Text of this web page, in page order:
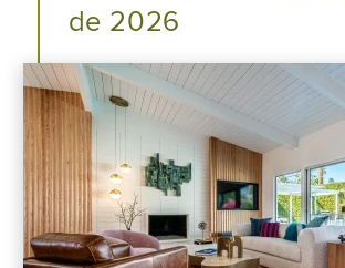
de 2026